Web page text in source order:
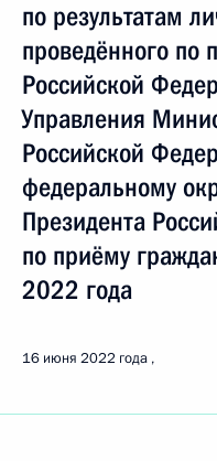
по результатам
проведённого по
Российской
Управления
Российской
федеральному
Президента
по приёму
2022 года
16 июня 2022 года